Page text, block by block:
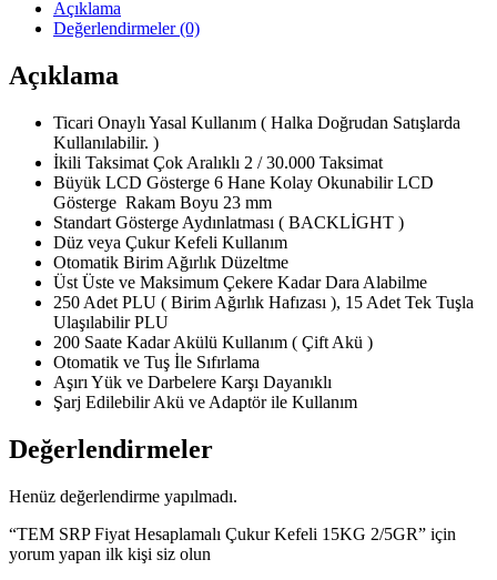
Kefeli
2/5GR
adet
Açıklama
Değerlendirmeler (0)
Açıklama
Ticari Onaylı Yasal Kullanım ( Halka Doğrudan Satışlarda
Kullanılabilir. )
İkili Taksimat Çok Aralıklı 2 / 30.000 Taksimat
Büyük LCD Gösterge 6 Hane Kolay Okunabilir LCD
Gösterge Rakam Boyu 23 mm
Standart Gösterge Aydınlatması ( BACKLİGHT )
Düz veya Çukur Kefeli Kullanım
Otomatik Birim Ağırlık Düzeltme
Üst Üste ve Maksimum Çekere Kadar Dara Alabilme
250 Adet PLU ( Birim Ağırlık Hafızası ), 15 Adet Tek Tuşla
Ulaşılabilir PLU
200 Saate Kadar Akülü Kullanım ( Çift Akü )
Otomatik ve Tuş İle Sıfırlama
Aşırı Yük ve Darbelere Karşı Dayanıklı
Şarj Edilebilir Akü ve Adaptör ile Kullanım
Değerlendirmeler
Henüz değerlendirme yapılmadı.
“TEM SRP Fiyat Hesaplamalı Çukur Kefeli 15KG 2/5GR” için
yorum yapan ilk kişi siz olun